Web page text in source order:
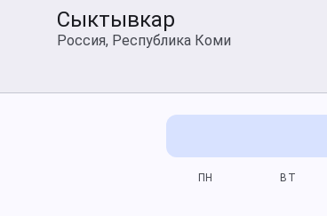
Сыктывкар
Россия, Республика Коми
ПН ВТ